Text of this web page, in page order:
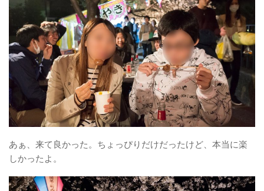
あぁ、来て良かった。ちょっぴりだけだったけど、本当に楽
しかったよ。